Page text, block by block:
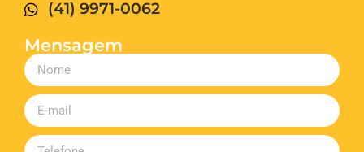
(41) 9971-0062
Mensagem